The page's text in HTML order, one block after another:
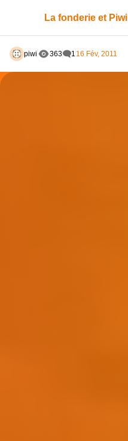
La fonderie et Piwi
piwi 363 1 16 Fév, 2011